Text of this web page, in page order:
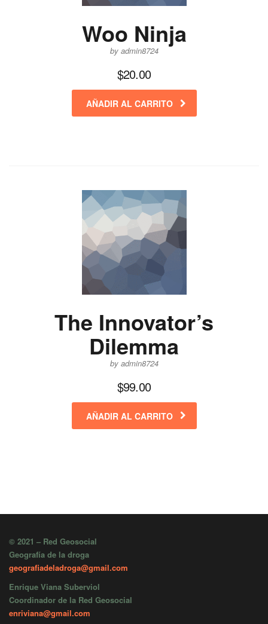
Woo Ninja
by admin8724
$20.00
AÑADIR AL CARRITO
The Innovator’s
Dilemma
by admin8724
$99.00
AÑADIR AL CARRITO
© 2021 – Red Geosocial
Geografía de la droga
geografiadeladroga@gmail.com
Enrique Viana Suberviol
Coordinador de la Red Geosocial
enriviana@gmail.com